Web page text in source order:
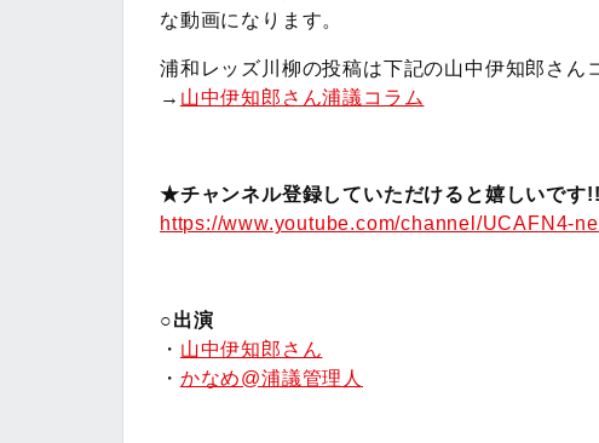
な動画になります。
浦和レッズ川柳の投稿は下記の山中伊知郎さん
→ 山中伊知郎さん浦議コラム
★チャンネル登録していただけると嬉しいで
https://www.youtube.com/channel/UCAFN4-
○出演
・ 山中伊知郎さん
・ かなめ@浦議管理人